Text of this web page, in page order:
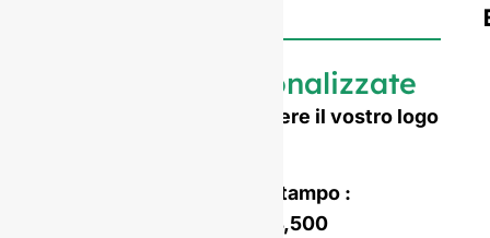
Bottiglie personalizzate
Avete bisogno di imprimere il vostro logo
Costo di apertura dello stampo :
$4,500